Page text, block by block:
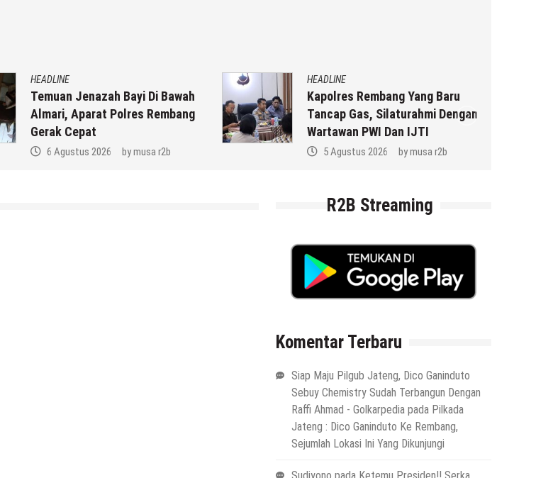
HEADLINE
Temuan Jenazah Bayi Di Bawah
Almari, Aparat Polres Rembang
Gerak Cepat
6 Agustus 2026 bymusa r2b
HEADLINE
Kapolres Rembang Yang Baru
Tancap Gas, Silaturahmi Dengan
Wartawan PWI Dan IJTI
5 Agustus 2026 bymusa r2b
R2B Streaming
Komentar Terbaru
Siap Maju Pilgub Jateng, Dico Ganinduto
Sebuy Chemistry Sudah Terbangun Dengan
Raffi Ahmad - Golkarpedia pada Pilkada
Jateng : Dico Ganinduto Ke Rembang,
Sejumlah Lokasi Ini Yang Dikunjungi